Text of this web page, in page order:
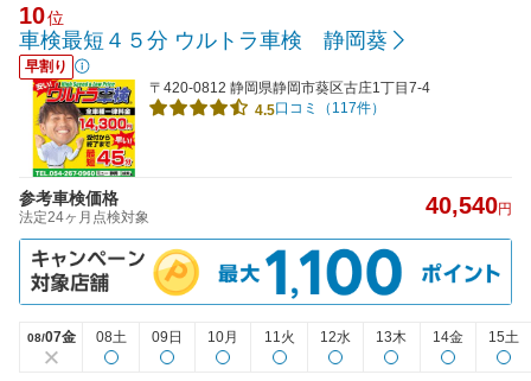
10位
車検最短４５分 ウルトラ車検 静岡葵
早割り
〒420-0812 静岡県静岡市葵区古庄1丁目7-4
4.5口コミ（117件）
参考車検価格
法定24ヶ月点検対象 40,540円
08/07金 08土 09日 10月 11火 12水 13木 14金 15土